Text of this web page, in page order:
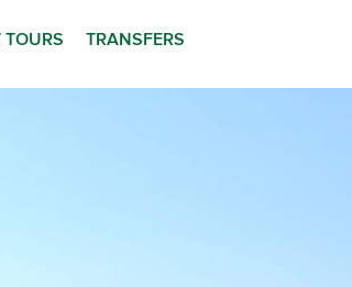
TOURS TRANSFERS